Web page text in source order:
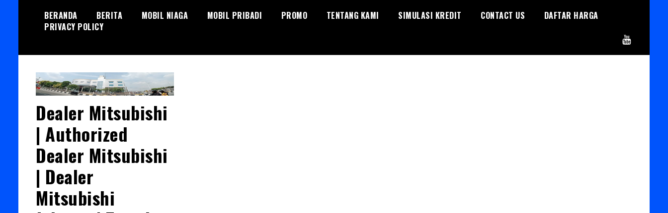
BERANDA BERITA MOBIL NIAGA MOBIL PRIBADI PROMO TENTANG KAMI SIMULASI KREDIT CONTACT US
DAFTAR HARGA
PRIVACY POLICY
Dealer Mitsubishi
| Authorized
Dealer Mitsubishi
| Dealer
Mitsubishi